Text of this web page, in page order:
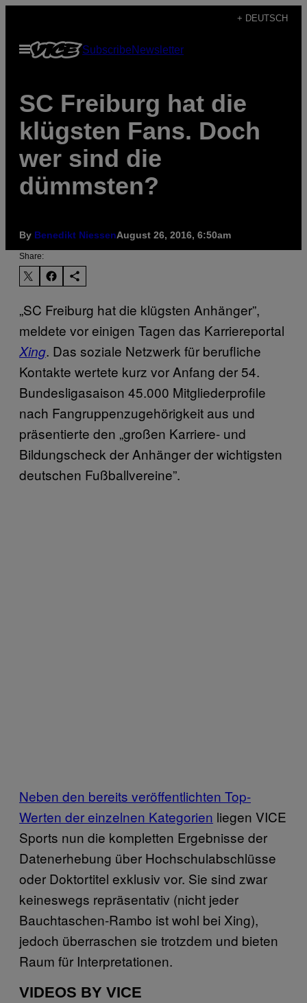
content
+ DEUTSCH
Open
Menu
SubscribeNewsletter
SC Freiburg hat die
klügsten Fans. Doch
wer sind die
dümmsten?
By Benedikt NiessenAugust 26, 2016, 6:50am
Share:
„SC Freiburg hat die klügsten Anhänger”,
meldete vor einigen Tagen das Karriereportal
Xing. Das soziale Netzwerk für berufliche
Kontakte wertete kurz vor Anfang der 54.
Bundesligasaison 45.000 Mitgliederprofile
nach Fangruppenzugehörigkeit aus und
präsentierte den „großen Karriere- und
Bildungscheck der Anhänger der wichtigsten
deutschen Fußballvereine”.
Neben den bereits veröffentlichten Top-
Werten der einzelnen Kategorien liegen VICE
Sports nun die kompletten Ergebnisse der
Datenerhebung über Hochschulabschlüsse
oder Doktortitel exklusiv vor. Sie sind zwar
keineswegs repräsentativ (nicht jeder
Bauchtaschen-Rambo ist wohl bei Xing),
jedoch überraschen sie trotzdem und bieten
Raum für Interpretationen.
VIDEOS BY VICE